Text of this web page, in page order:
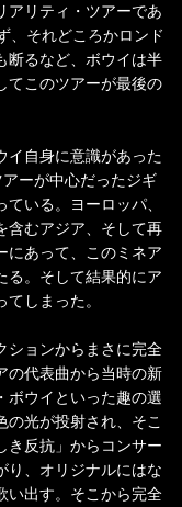
アリティ・ツアーであ
、それどころかロンド
断るなど、ボウイは半
てこのツアーが最後の
イ自身に意識があった
ーが中心だったジギ
いる。ヨーロッパ、
含むアジア、そして再
にあって、このミネア
る。そして結果的にア
しまった。
ションからまさに完全
の代表曲から当時の新
ボウイといった趣の選
の光が投射され、そこ
き反抗」からコンサー
り、オリジナルにはな
い出す。そこから完全